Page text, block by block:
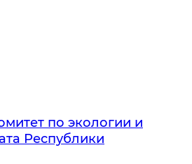
по экологии и
Республики